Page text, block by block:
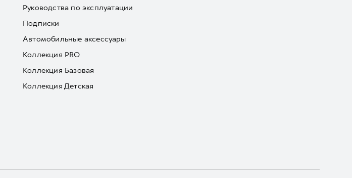
Руководства по эксплуатации
Подписки
Автомобильные аксессуары
Коллекция PRO
Коллекция Базовая
Коллекция Детская